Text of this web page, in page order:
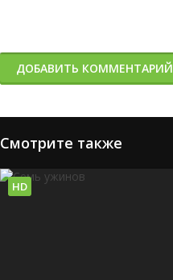
ДОБАВИТЬ КОММЕНТАРИЙ
Смотрите также
HD